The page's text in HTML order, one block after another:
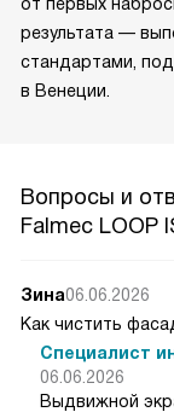
результата —
стандартами,
в Венеции.
Вопросы и
Falmec LOOP
Зина06.06.2026
Как чистить
Специалист
06.06.2026
Выдвижной